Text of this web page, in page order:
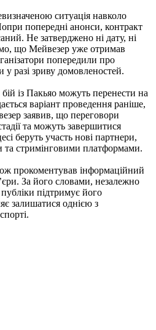
ситуація навколо
попередні анонси, контракт
Не затверджено ні дату, ні
що Мейвезер уже отримав
попередили про
разі зриву домовленостей.
із Пакьяо можуть перенести на
варіант проведення раніше,
заявив, що переговори
та можуть завершитися
беруть участь нові партнери,
та стримінговими платформами.
прокоментував інформаційний
За його словами, незалежно
підтримує його
залишатися однією з